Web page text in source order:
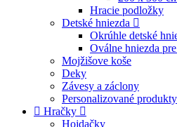
Hracie podložky
Detské hniezda
Okrúhle detské
Oválne hniezda
Mojžišove koše
Deky
Závesy a záclony
Personalizované produkty
Hračky
Hojdačky